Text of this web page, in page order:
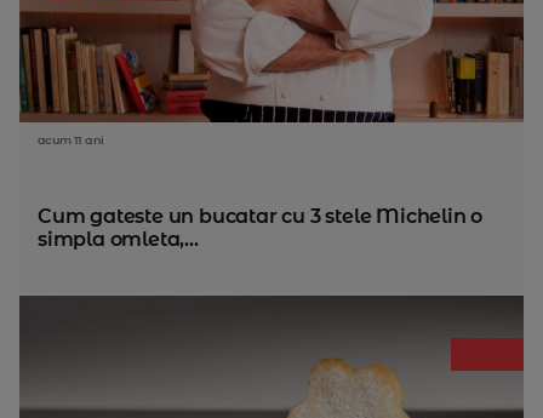
acum 11 ani
Cum gateste un bucatar cu 3 stele Michelin o
simpla omleta,...